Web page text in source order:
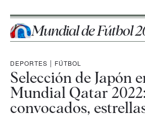
Mundial de Fútbol
DEPORTES | FÚTBOL
Selección de Japón
Mundial Qatar 2022:
convocados,